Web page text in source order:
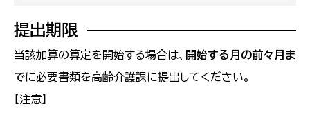
提出期限
当該加算の算定を開始する場合は、 開始する月の前々月ま
でに必要書類を高齢介護課に提出してください。
【注意】